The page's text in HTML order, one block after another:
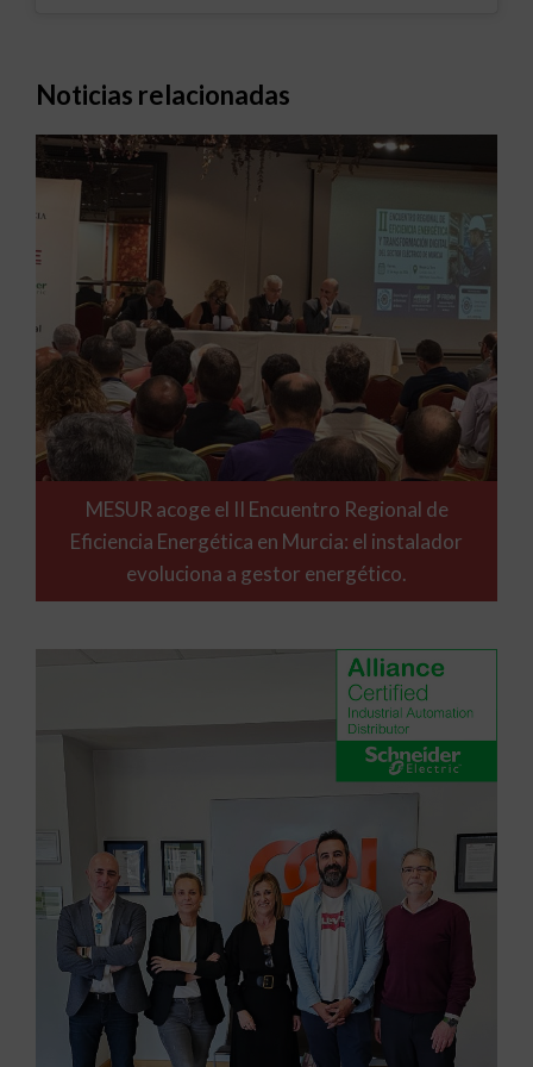
Noticias relacionadas
MESUR acoge el II Encuentro Regional de
Eficiencia Energética en Murcia: el instalador
evoluciona a gestor energético.